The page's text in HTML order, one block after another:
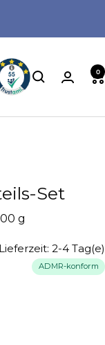
0
Set
g
Lieferzeit: 2-4 Tag(e)
ADMR-konform